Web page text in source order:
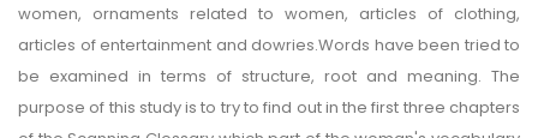
women, ornaments related to women, articles of clothing,
articles of entertainment and dowries.Words have been tried to
be examined in terms of structure, root and meaning. The
purpose of this study is to try to find out in the first three chapters